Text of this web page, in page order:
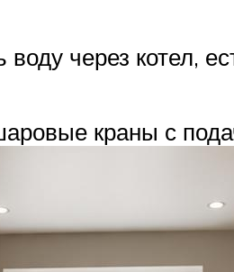
через котел,
краны с